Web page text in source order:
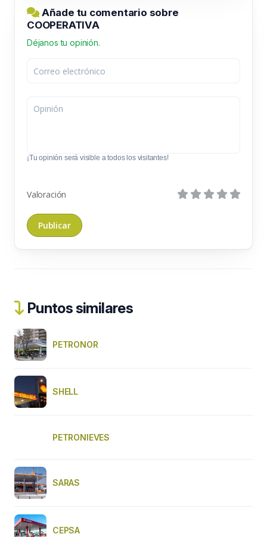
Añade tu comentario sobre
COOPERATIVA
Déjanos tu opinión.
¡Tu opinión será visible a todos los visitantes!
Valoración
Puntos similares
PETRONOR
SHELL
PETRONIEVES
SARAS
CEPSA